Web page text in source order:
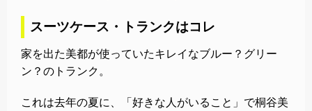
スーツケース・トランクはコレ
家を出た美都が使っていたキレイなブルー？グリー
ン？のトランク。
これは去年の夏に、「好きな人がいること」で桐谷美